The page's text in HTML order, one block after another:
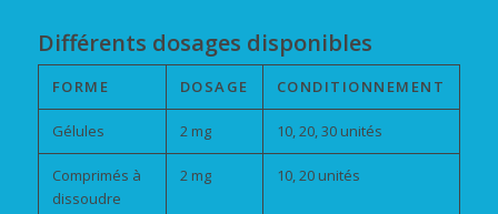
Différents dosages disponibles
FORME DOSAGE CONDITIONNEMENT
Gélules 2 mg 10, 20, 30 unités
Comprimés à
dissoudre
2 mg 10, 20 unités